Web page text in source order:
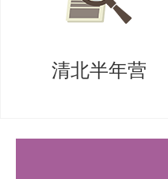
清北半年营